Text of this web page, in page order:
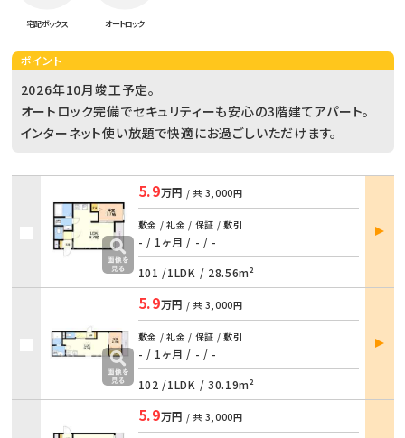
宅配ボックス オートロック
ポイント
2026年10月竣工予定。
オートロック完備でセキュリティーも安心の3階建てアパート。
インターネット使い放題で快適にお過ごしいただけます。
5.9万円 / 共 3,000円
敷金 / 礼金 / 保証 / 敷引
- / 1ヶ月 / - / -
101 /1LDK / 28.56m²
部屋
詳細
5.9万円 / 共 3,000円
敷金 / 礼金 / 保証 / 敷引
- / 1ヶ月 / - / -
102 /1LDK / 30.19m²
部屋
詳細
5.9万円 / 共 3,000円